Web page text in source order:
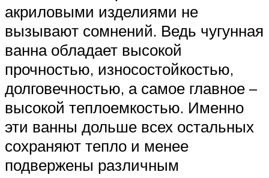
акриловыми изделиями не
вызывают сомнений. Ведь чугунная
ванна обладает высокой
прочностью, износостойкостью,
долговечностью, а самое главное –
высокой теплоемкостью. Именно
эти ванны дольше всех остальных
сохраняют тепло и менее
подвержены различным